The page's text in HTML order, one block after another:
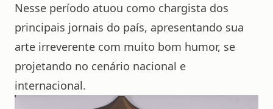
Nesse período atuou como chargista dos
principais jornais do país, apresentando sua
arte irreverente com muito bom humor, se
projetando no cenário nacional e
internacional.